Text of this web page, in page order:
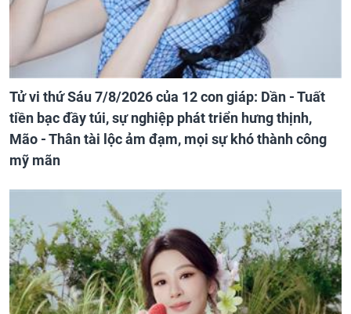
Tử vi thứ Sáu 7/8/2026 của 12 con giáp: Dần - Tuất
tiền bạc đầy túi, sự nghiệp phát triển hưng thịnh,
Mão - Thân tài lộc ảm đạm, mọi sự khó thành công
mỹ mãn